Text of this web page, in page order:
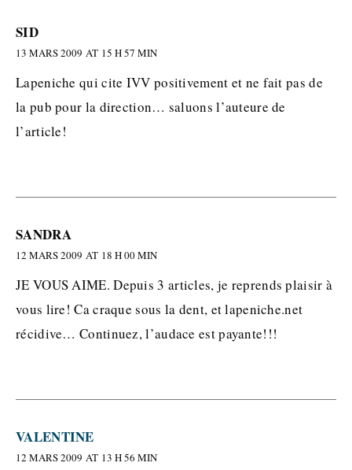
SID
13 MARS 2009 AT 15 H 57 MIN
Lapeniche qui cite IVV positivement et ne fait pas de
la pub pour la direction… saluons l’auteure de
l’article!
SANDRA
12 MARS 2009 AT 18 H 00 MIN
JE VOUS AIME. Depuis 3 articles, je reprends plaisir à
vous lire! Ca craque sous la dent, et lapeniche.net
récidive… Continuez, l’audace est payante!!!
VALENTINE
12 MARS 2009 AT 13 H 56 MIN